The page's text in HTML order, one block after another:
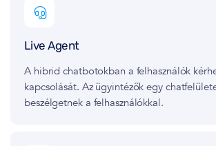
Live Agent
A hibrid chatbotokban a felhasználók
kapcsolását. Az ügyintézők egy
beszélgetnek a felhasználókkal.